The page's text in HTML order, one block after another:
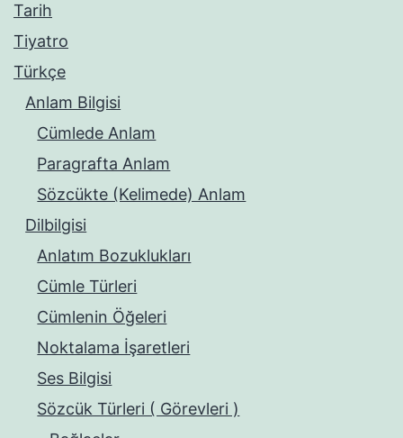
Tarih
Tiyatro
Türkçe
Anlam Bilgisi
Cümlede Anlam
Paragrafta Anlam
Sözcükte (Kelimede) Anlam
Dilbilgisi
Anlatım Bozuklukları
Cümle Türleri
Cümlenin Öğeleri
Noktalama İşaretleri
Ses Bilgisi
Sözcük Türleri ( Görevleri )